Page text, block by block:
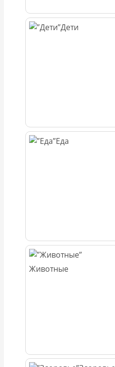
Дети
Еда
Животные